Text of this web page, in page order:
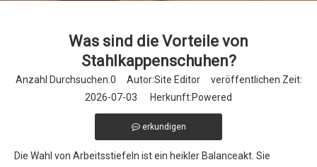
Was sind die Vorteile von
Stahlkappenschuhen?
Anzahl Durchsuchen:0 Autor:Site Editor veröffentlichen Zeit:
2026-07-03 Herkunft:Powered
erkundigen
Die Wahl von Arbeitsstiefeln ist ein heikler Balanceakt. Sie